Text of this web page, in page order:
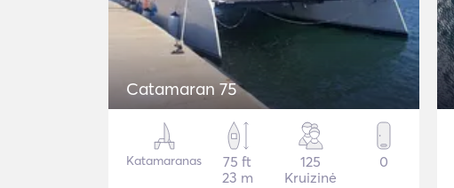
Catamaran 75
Katamaranas
75 ft
23 m
125
Kruizinė
0